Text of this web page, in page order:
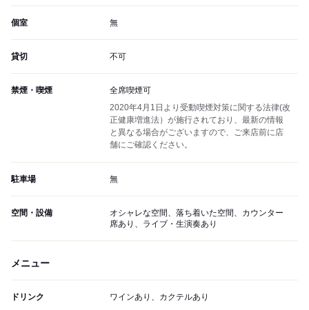
個室 無
貸切 不可
禁煙・喫煙
全席喫煙可
2020年4月1日より受動喫煙対策に関する法律(改
正健康増進法）が施行されており、最新の情報
と異なる場合がございますので、ご来店前に店
舗にご確認ください。
駐車場 無
空間・設備
オシャレな空間、落ち着いた空間、カウンター
席あり、ライブ・生演奏あり
メニュー
ドリンク ワインあり、カクテルあり